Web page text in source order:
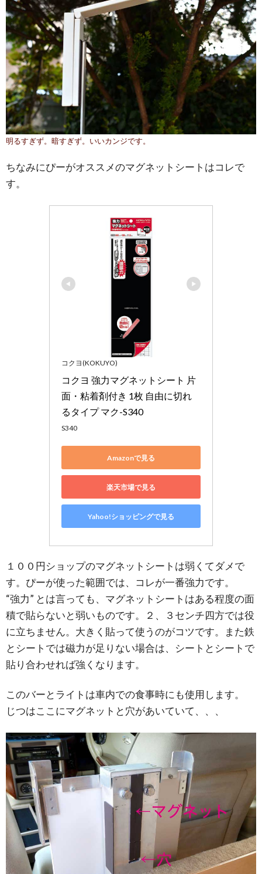
明るすぎず。暗すぎず。いいカンジです。
ちなみにぴーがオススメのマグネットシートはコレで
す。
コクヨ(KOKUYO)
コクヨ 強力マグネットシート 片
面・粘着剤付き 1枚 自由に切れ
るタイプ マク-S340
S340
Amazonで見る
楽天市場で見る
Yahoo!ショッピングで見る
１００円ショップのマグネットシートは弱くてダメで
す。ぴーが使った範囲では、コレが一番強力です。
“強力” とは言っても、マグネットシートはある程度の面
積で貼らないと弱いものです。２、３センチ四方では役
に立ちません。大きく貼って使うのがコツです。また鉄
とシートでは磁力が足りない場合は、シートとシートで
貼り合わせれば強くなります。
このバーとライトは車内での食事時にも使用します。
じつはここにマグネットと穴があいていて、、、